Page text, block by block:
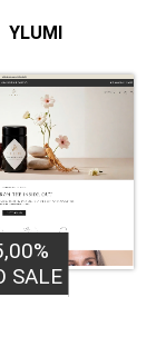
YLUMI
SALE